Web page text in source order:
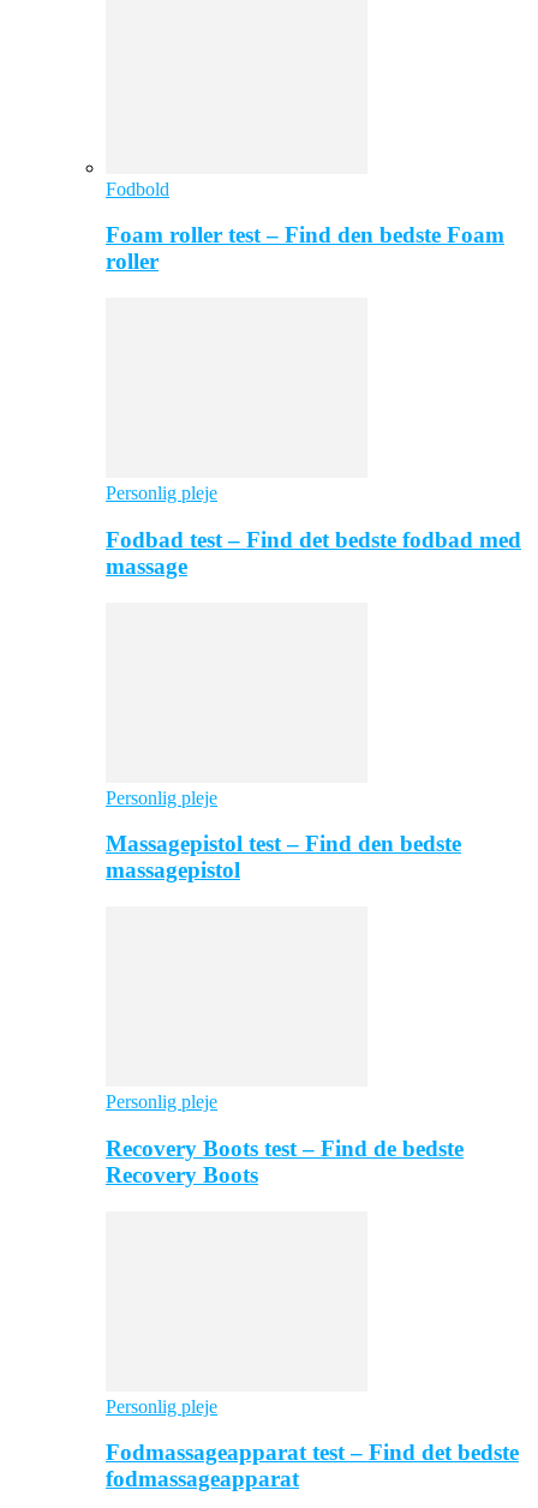
Fodbold
Foam roller test – Find den bedste Foam
roller
Personlig pleje
Fodbad test – Find det bedste fodbad med
massage
Personlig pleje
Massagepistol test – Find den bedste
massagepistol
Personlig pleje
Recovery Boots test – Find de bedste
Recovery Boots
Personlig pleje
Fodmassageapparat test – Find det bedste
fodmassageapparat